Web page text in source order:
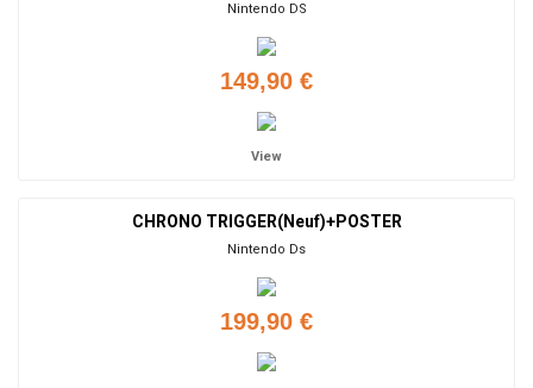
Nintendo DS
149,90 €
View
CHRONO TRIGGER(Neuf)+POSTER
Nintendo Ds
199,90 €